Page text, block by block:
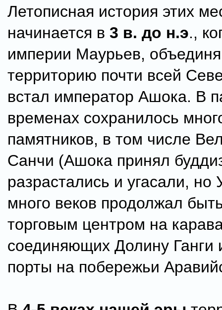
Летописная история этих
начинается в 3 в. до н.э.,
империи Маурьев,
территорию почти всей
встал император Ашока. В
временах сохранилось
памятников, в том числе
Санчи (Ашока принял
разрастались и угасали,
много веков продолжал
торговым центром на
соединяющих Долину Ганги
порты на побережьи